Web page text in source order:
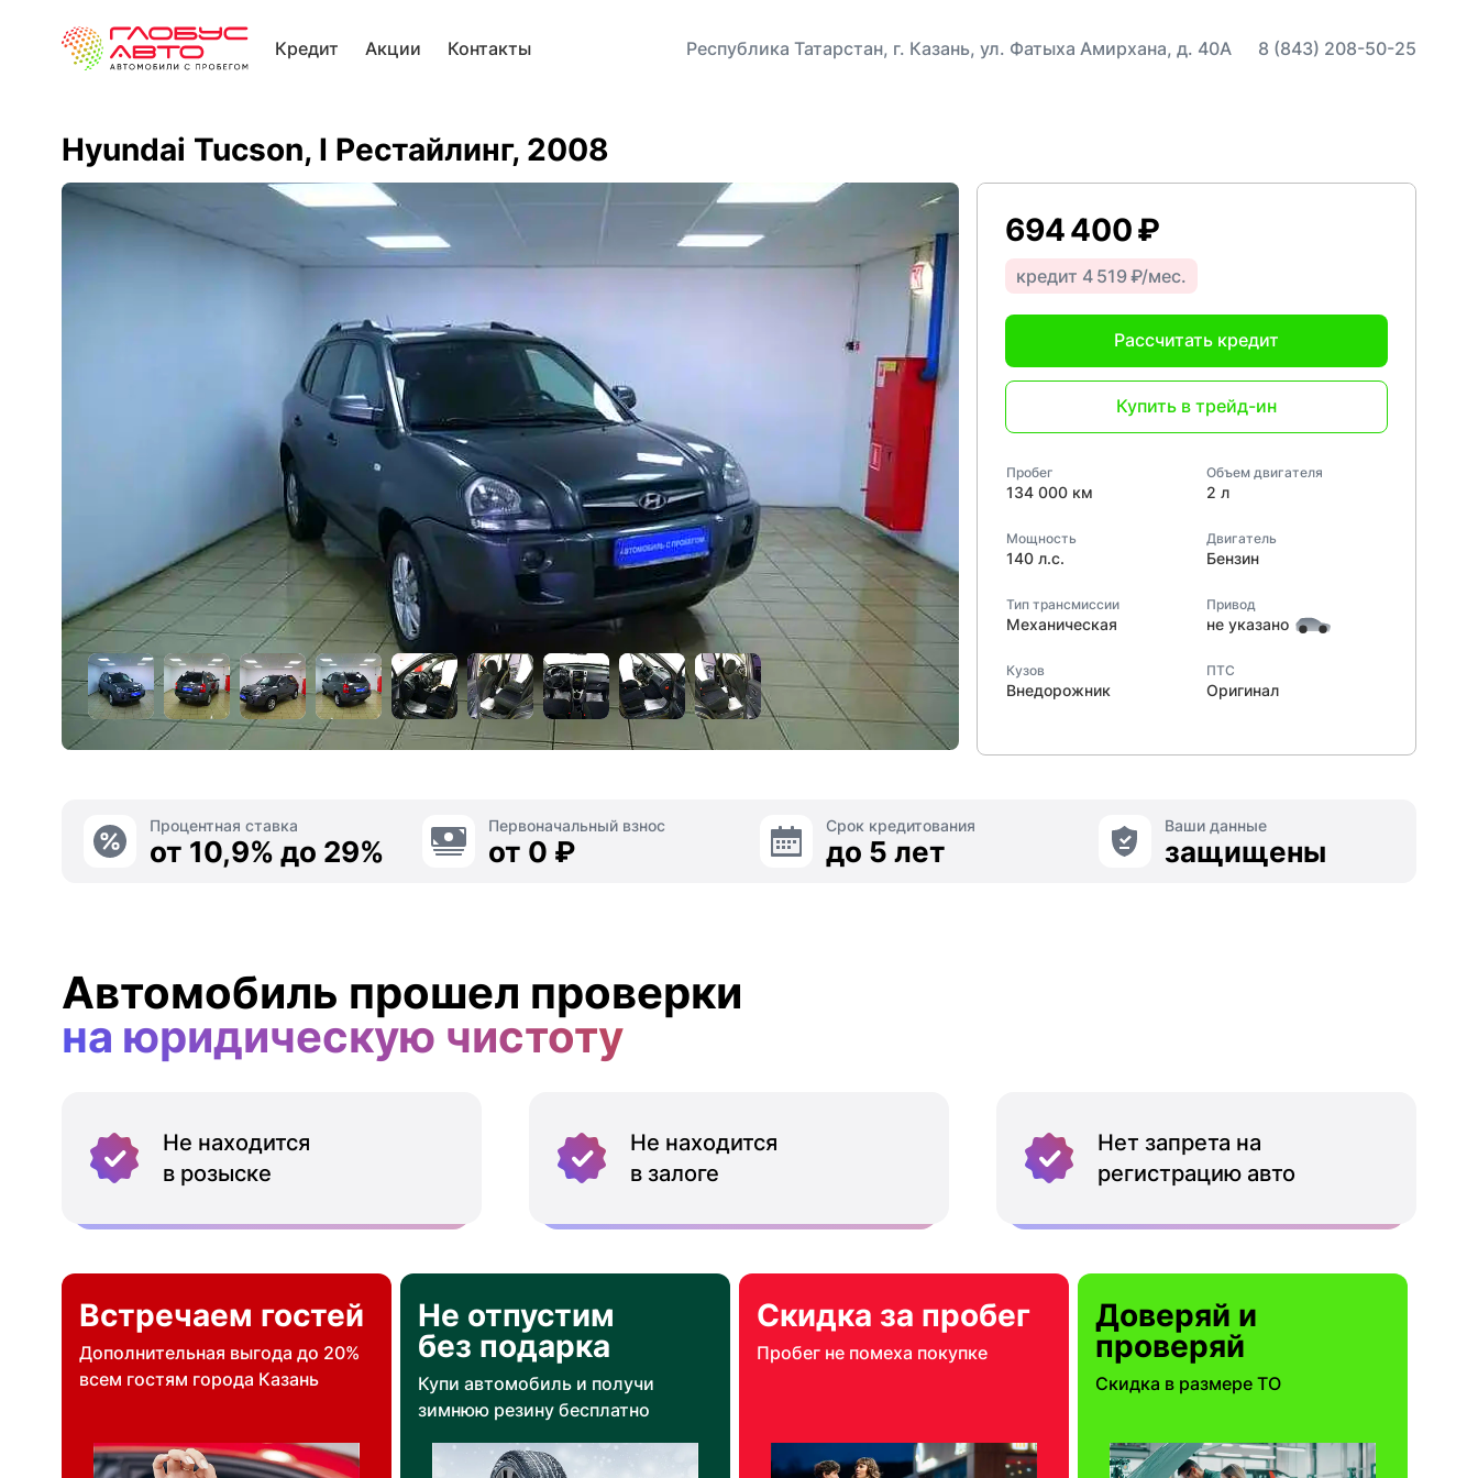
Кредит Акции Контакты Республика Татарстан, г. Казань, ул. Фатыха Амирхана, д. 40А 8 (843) 208-50-25
Hyundai Tucson, I Рестайлинг, 2008
694 400 ₽
кредит 4 519 ₽/мес.
Рассчитать кредит
Купить в трейд-ин
Пробег
134 000 км
Объем двигателя
2 л
Мощность
140 л.с.
Двигатель
Бензин
Тип трансмиссии
Механическая
Привод
не указано
Кузов
Внедорожник
ПТС
Оригинал
Процентная ставка
от 10,9% до 29%
Первоначальный взнос
от 0 ₽
Срок кредитования
до 5 лет
Ваши данные
защищены
Автомобиль прошел проверки
на юридическую чистоту
Не находится
в розыске
Не находится
в залоге
Нет запрета на
регистрацию авто
Встречаем гостей
Дополнительная выгода до 20%
всем гостям города Казань
Не отпустим
без подарка
Купи автомобиль и получи
зимнюю резину бесплатно
Скидка за пробег
Пробег не помеха покупке
Доверяй и
проверяй
Скидка в размере ТО